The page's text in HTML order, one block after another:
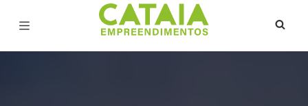
Página inicial